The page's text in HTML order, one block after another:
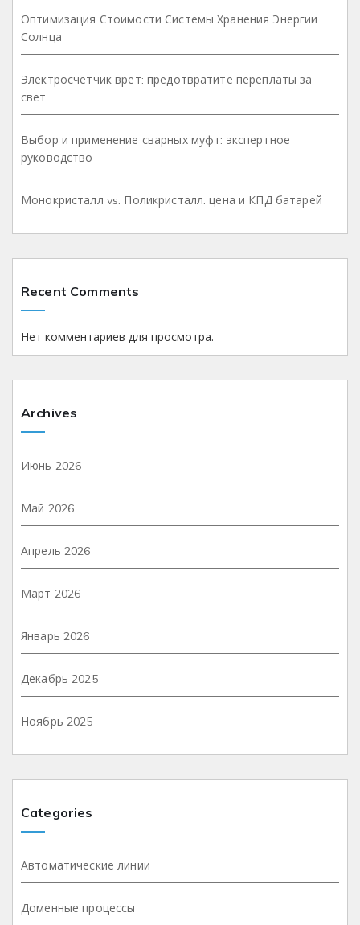
Оптимизация Стоимости Системы Хранения Энергии
Солнца
Электросчетчик врет: предотвратите переплаты за
свет
Выбор и применение сварных муфт: экспертное
руководство
Монокристалл vs. Поликристалл: цена и КПД батарей
Recent Comments
Нет комментариев для просмотра.
Archives
Июнь 2026
Май 2026
Апрель 2026
Март 2026
Январь 2026
Декабрь 2025
Ноябрь 2025
Categories
Автоматические линии
Доменные процессы